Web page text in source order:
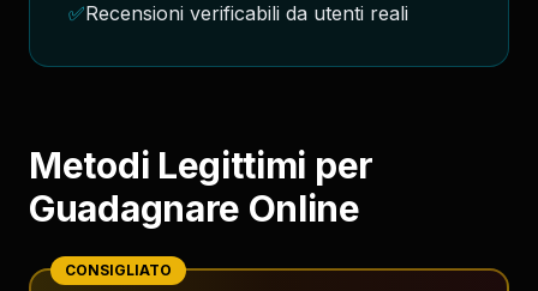
✅Recensioni verificabili da utenti reali
Metodi Legittimi per
Guadagnare Online
CONSIGLIATO